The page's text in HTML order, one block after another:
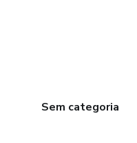
Sem categoria